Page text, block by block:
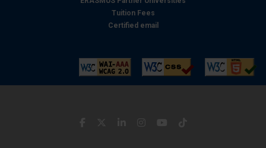
Tuition Fees
Certified email